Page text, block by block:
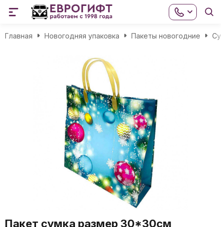
Главная Новогодняя упаковка Пакеты новогодние
Пакет сумка размер 30*30см